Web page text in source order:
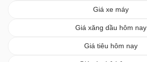
Giá xe máy
Giá xăng dầu hôm nay
Giá tiêu hôm nay